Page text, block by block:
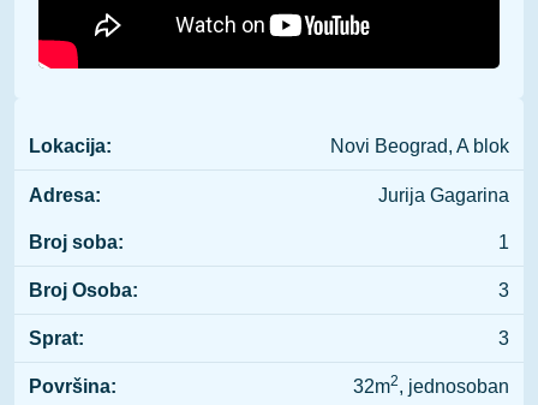
Lokacija: Novi Beograd, A blok
Adresa: Jurija Gagarina
Broj soba: 1
Broj Osoba: 3
Sprat: 3
Površina: 32m2, jednosoban